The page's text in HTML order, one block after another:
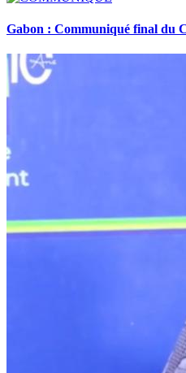
Gabon : Communiqué final du